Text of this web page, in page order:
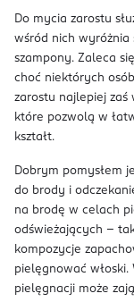
Do mycia zarostu
wśród nich wyróżnia
szampony. Zaleca
choć niektórych
zarostu najlepiej
które pozwolą w
kształt.
Dobrym pomysłem
do brody i
na brodę w celach
odświeżających –
kompozycje
pielęgnować
pielęgnacji może